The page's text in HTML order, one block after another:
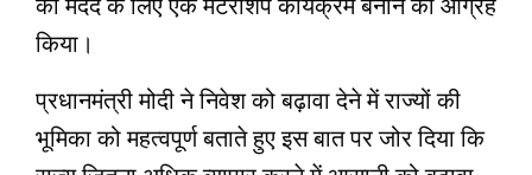
की मदद के लिए एक मेंटरशिप कार्यक्रम बनाने का आग्रह
किया।
प्रधानमंत्री मोदी ने निवेश को बढ़ावा देने में राज्यों की
भूमिका को महत्वपूर्ण बताते हुए इस बात पर जोर दिया कि